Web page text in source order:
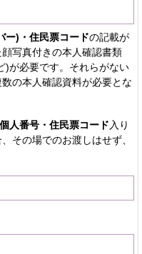
ー)・住民票コードの記載が
写真付きの本人確認書類
)が必要です。それらがない
の本人確認資料が必要とな
個人番号・住民票コード 入り
その場でのお渡しはせず、